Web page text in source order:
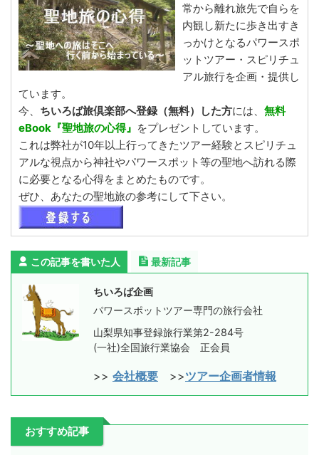
常から離れ旅先で自らを
内観し新たに歩き出すき
っかけとなるパワースポ
ットツアー・スピリチュ
アル旅行を企画・提供し
ています。
今、 ちいろば旅倶楽部へ登録（無料）した方には、 無料
eBook『聖地旅の心得』 をプレゼントしています。
これは弊社が10年以上行ってきたツアー経験とスピリチュ
アルな視点から神社やパワースポット等の聖地へ訪れる際
に必要となる心得をまとめたものです。
ぜひ、あなたの聖地旅の参考にして下さい。
この記事を書いた人 最新記事
ちいろば企画
パワースポットツアー専門の旅行会社
山梨県知事登録旅行業第2-284号
(一社)全国旅行業協会 正会員
>> 会社概要 >>ツアー企画者情報
おすすめ記事